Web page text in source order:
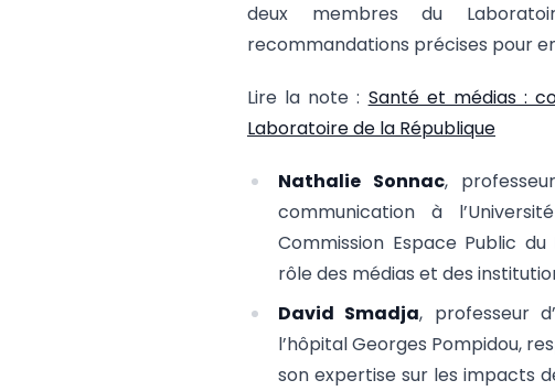
deux membres du
recommandations précises pour
Lire la note : Santé et médias :
Laboratoire de la République
Nathalie Sonnac,
communication à
Commission Espace Public
rôle des médias et des
David Smadja, professeur
l’hôpital Georges Pompidou,
son expertise sur les impacts